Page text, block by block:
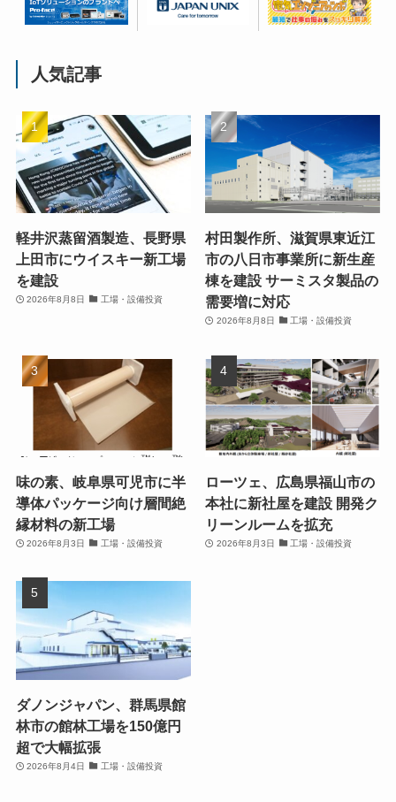
人気記事
軽井沢蒸留酒製造、長野県
上田市にウイスキー新工場
を建設
2026年8月8日 工場・設備投資
村田製作所、滋賀県東近江
市の八日市事業所に新生産
棟を建設 サーミスタ製品の
需要増に対応
2026年8月8日 工場・設備投資
味の素、岐阜県可児市に半
導体パッケージ向け層間絶
縁材料の新工場
2026年8月3日 工場・設備投資
ローツェ、広島県福山市の
本社に新社屋を建設 開発ク
リーンルームを拡充
2026年8月3日 工場・設備投資
ダノンジャパン、群馬県館
林市の館林工場を150億円
超で大幅拡張
2026年8月4日 工場・設備投資